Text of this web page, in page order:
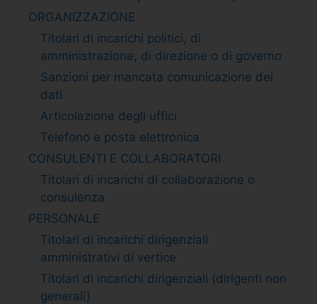
ORGANIZZAZIONE
Titolari di incarichi politici, di
amministrazione, di direzione o di governo
Sanzioni per mancata comunicazione dei
dati
Articolazione degli uffici
Telefono e posta elettronica
CONSULENTI E COLLABORATORI
Titolari di incarichi di collaborazione o
consulenza
PERSONALE
Titolari di incarichi dirigenziali
amministrativi di vertice
Titolari di incarichi dirigenziali (dirigenti non
generali)